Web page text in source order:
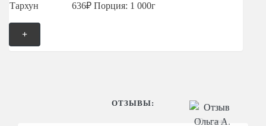
636₽ Порция: 1 000г
+
ОТЗЫВЫ: